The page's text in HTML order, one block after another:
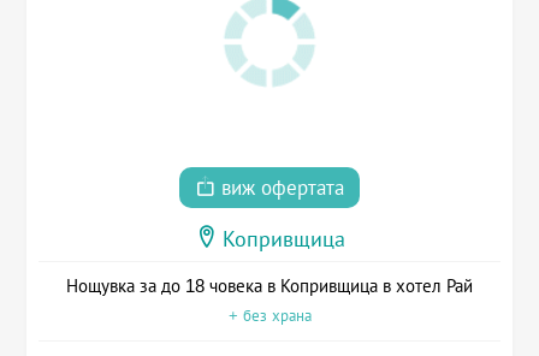
виж офертата
Копривщица
Нощувка за до 18 човека в Копривщица в хотел Рай
+ без храна